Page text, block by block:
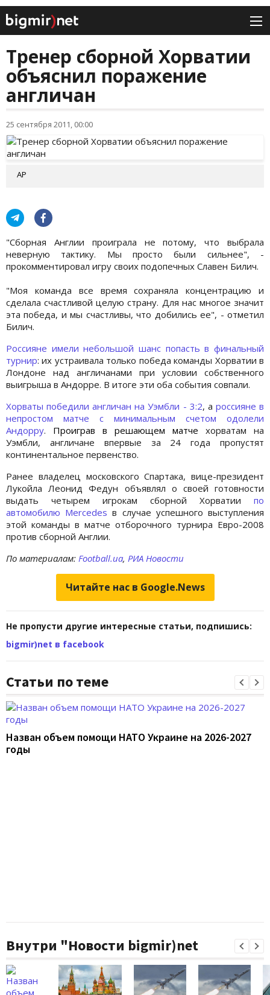
Тренер сборной Хорватии
объяснил поражение
англичан
25 сентября 2011, 00:00
AP
"Сборная Англии проиграла не потому, что выбрала
неверную тактику. Мы просто были сильнее", -
прокомментировал игру своих подопечных Славен Билич.
"Моя команда все время сохраняла концентрацию и
сделала счастливой целую страну. Для нас многое значит
эта победа, и мы счастливы, что добились ее", - отметил
Билич.
Россияне имели небольшой шанс попасть в финальный
турнир: их устраивала только победа команды Хорватии в
Лондоне над англичанами при условии собственного
выигрыша в Андорре. В итоге эти оба события совпали.
Хорваты победили англичан на Уэмбли - 3:2, а россияне в
непростом матче с минимальным счетом одолели
Андорру. Проиграв в решающем матче хорватам на
Уэмбли, англичане впервые за 24 года пропустят
континентальное первенство.
Ранее владелец московского Спартака, вице-президент
Лукойла Леонид Федун объявлял о своей готовности
выдать четырем игрокам сборной Хорватии по
автомобилю Mercedesв случае успешного выступления
этой команды в матче отборочного турнира Евро-2008
против сборной Англии.
По материалам: Football.ua, РИА Новости
Читайте нас в Google.News
Не пропусти другие интересные статьи, подпишись:
bigmir)net в facebook
Статьи по теме
Назван объем помощи НАТО Украине на 2026-2027
годы
Внутри "Новости bigmir)net